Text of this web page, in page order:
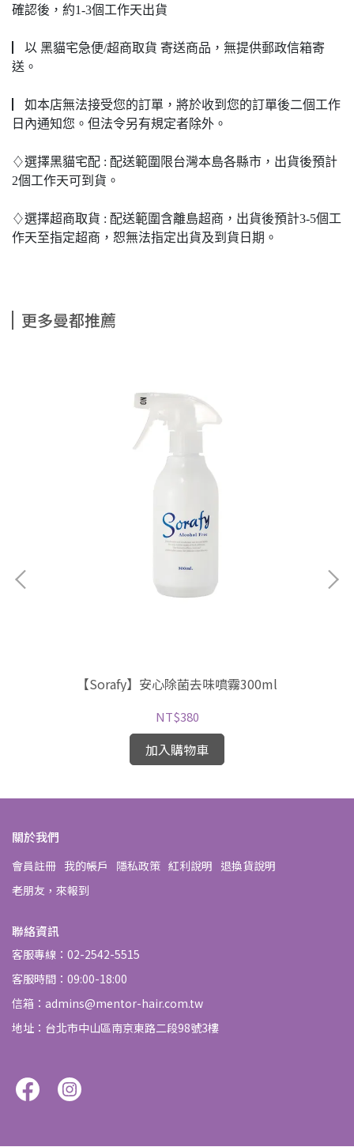
確認後，約1-3個工作天出貨
▏以 黑貓宅急便/超商取貨 寄送商品，無提供郵政信箱寄
送。
▏如本店無法接受您的訂單，將於收到您的訂單後二個工作
日內通知您。但法令另有規定者除外。
♢選擇黑貓宅配 : 配送範圍限台灣本島各縣市，出貨後預計
2個工作天可到貨。
♢選擇超商取貨 : 配送範圍含離島超商，出貨後預計3-5個工
作天至指定超商，恕無法指定出貨及到貨日期。
更多曼都推薦
【Sorafy】安心除菌去味噴霧300ml
NT$380
加入購物車
關於我們
會員註冊 我的帳戶 隱私政策 紅利說明 退換貨說明
老朋友，來報到
聯絡資訊
客服專線：02-2542-5515
客服時間：09:00-18:00
信箱：admins@mentor-hair.com.tw
地址：台北市中山區南京東路二段98號3樓